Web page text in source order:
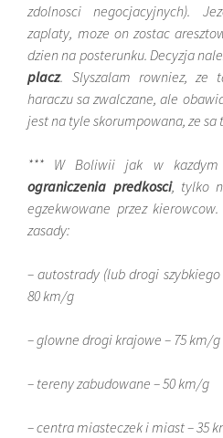
zdolnosci negocjacyjnych).
zaplaty, moze on zostac
dzien na posterunku. Decyzja
placz. Slyszalam rowniez, ze
haraczu sa zwalczane, ale
jest na tyle skorumpowana, ze sa
*** W Boliwii jak w kazdym
ograniczenia predkosci, tylko
egzekwowane przez
zasady:
– autostrady (lub drogi
80 km/g
– glowne drogi krajowe – 75 km/g
– tereny zabudowane – 50 km/g
– centra miasteczek i miast – 35